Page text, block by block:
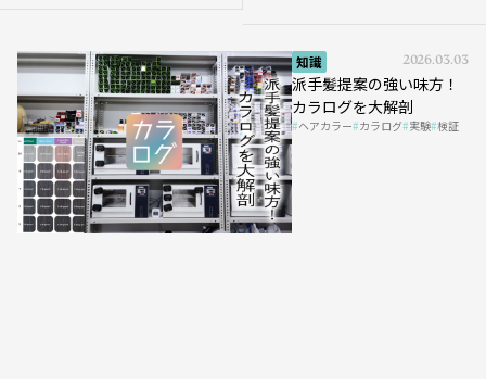
知識 2026.03.03
派手髪提案の強い味方！
カラログを大解剖
ヘアカラー カラログ 実験 検証